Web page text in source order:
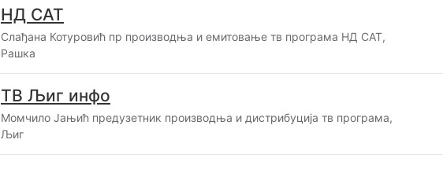
НД САТ
Слађана Котуровић пр производња и емитовање тв програма НД САТ,
Рашка
ТВ Љиг инфо
Момчило Јањић предузетник производња и дистрибуција тв програма,
Љиг